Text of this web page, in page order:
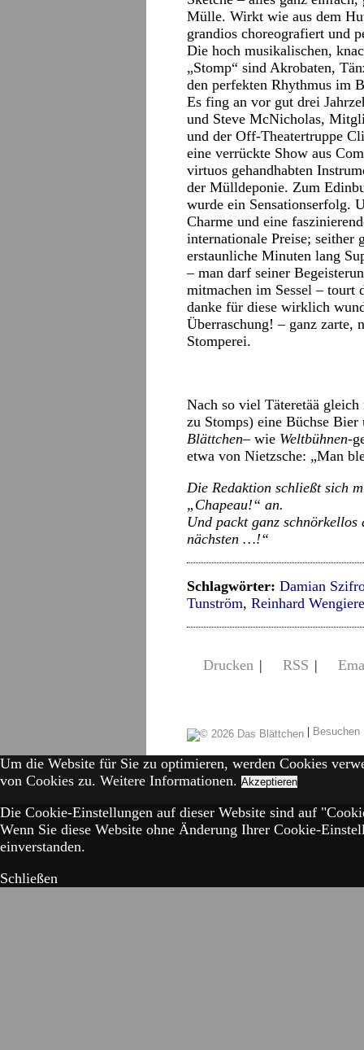
Mülle. Wirkt wie aus dem
grandios choreografiert und
Die hoch musikalischen,
„Stomp“ sind Akrobaten,
den perfekten Rhythmus im
Es fing an vor gut drei
und Steve McNicholas,
und der Off-Theatertruppe
eine verrückte Show aus
virtuos gehandhabten
der Mülldeponie. Zum
wurde ein Sensationserfolg.
Charme und eine
internationale Preise; seither
erstaunliche Minuten lang
– man darf seiner
mitmachen im Sessel – tourt
danke für diese wirklich
Überraschung! – ganz zarte,
Stomperei.
Nach so viel Täteretää
zu Stomps) eine Büchse
Blättchen– wie Weltbühnen-
etwa von Nietzsche: „Man
Die Redaktion schließt sich
„Chapeau!“ an.
Und packt ganz
nächsten …!“
Schlagwörter: Damian
Tunström, Reinhard
Drucken | RSS |
|
Um die Website für Sie zu optimieren, werden Cookies
von Cookies zu. Weitere Informationen. Akzeptieren
Die Cookie-Einstellungen auf dieser Website sind auf
Wenn Sie diese Website ohne Änderung Ihrer Cookie-
einverstanden.
Schließen